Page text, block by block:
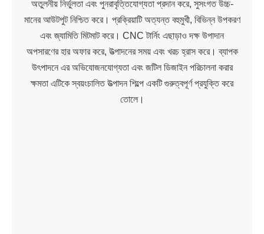
অতুলনীয় নির্ভুলতা এবং পুনরাবৃত্তিযোগ্যতা প্রদান করে, সুসংগত উচ্চ-
মানের আউটপুট নিশ্চিত করে। প্রক্রিয়াটি অত্যন্ত বহুমুখী, বিভিন্ন উপকরণ
এবং জ্যামিতি মিটমাট করে। CNC টার্নিং এছাড়াও দক্ষ উপাদান
অপসারণের হার অফার করে, উত্পাদনের সময় এবং খরচ হ্রাস করে। ব্যাপক
উৎপাদনে এর অভিযোজনযোগ্যতা এবং জটিল ডিজাইন পরিচালনা করার
ক্ষমতা এটিকে স্বয়ংচালিত উত্পাদন শিল্পে একটি গুরুত্বপূর্ণ প্রযুক্তি করে
তোলে।